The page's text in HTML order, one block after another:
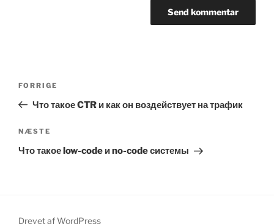
Forrige
indlæg
FORRIGE
Что такое CTR и как он воздействует на трафик
Næste
indlæg
NÆSTE
Что такое low-code и no-code системы
Drevet af WordPress